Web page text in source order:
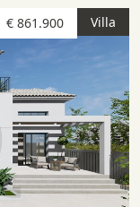
Villa
€ 861.900